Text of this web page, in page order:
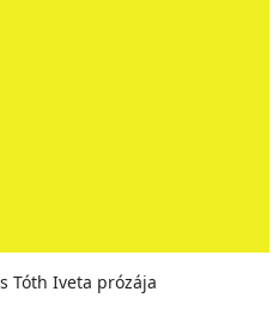
Tóth Iveta prózája